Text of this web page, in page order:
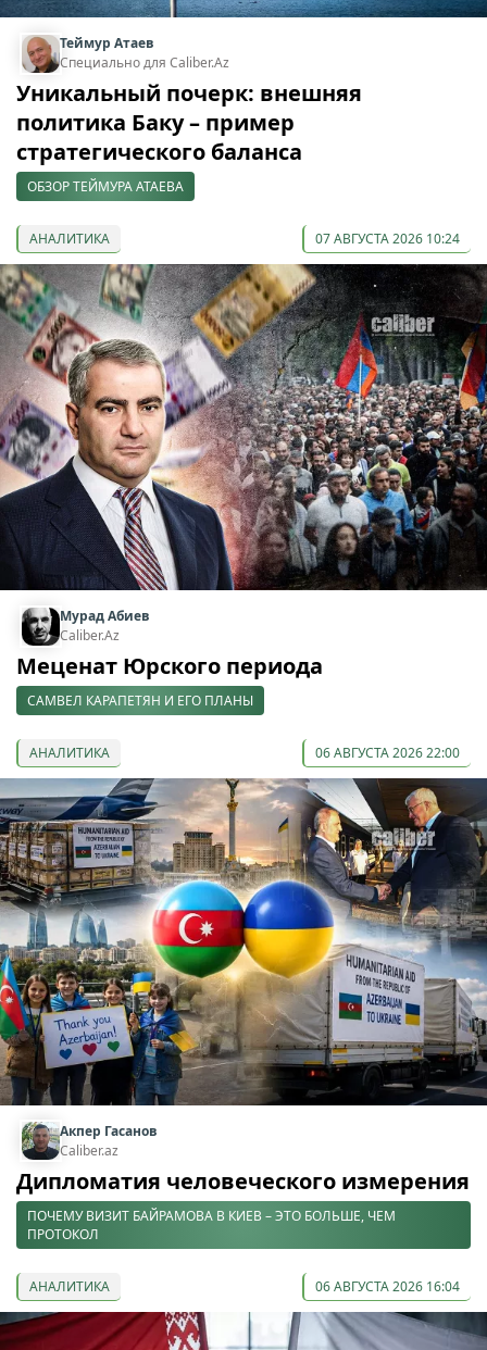
Теймур Атаев
Специально для Caliber.Az
Уникальный почерк: внешняя
политика Баку – пример
стратегического баланса
ОБЗОР ТЕЙМУРА АТАЕВА
АНАЛИТИКА 07 АВГУСТА 2026 10:24
Мурад Абиев
Caliber.Az
Меценат Юрского периода
САМВЕЛ КАРАПЕТЯН И ЕГО ПЛАНЫ
АНАЛИТИКА 06 АВГУСТА 2026 22:00
Акпер Гасанов
Caliber.az
Дипломатия человеческого измерения
ПОЧЕМУ ВИЗИТ БАЙРАМОВА В КИЕВ – ЭТО БОЛЬШЕ, ЧЕМ
ПРОТОКОЛ
АНАЛИТИКА 06 АВГУСТА 2026 16:04